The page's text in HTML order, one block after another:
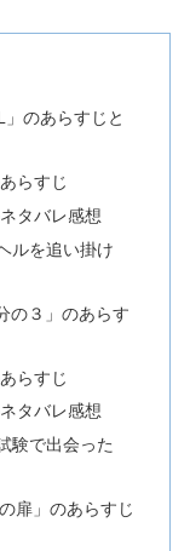
のあらすじと
らすじ
タバレ感想
ルを追い掛け
の３」のあらす
らすじ
タバレ感想
験で出会った
扉」のあらすじ